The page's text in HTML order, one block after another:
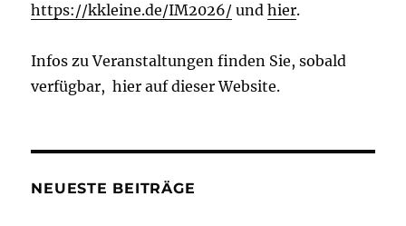
https://kkleine.de/IM2026/ undhier.
Infos zu Veranstaltungen finden Sie, sobald
verfügbar, hier auf dieser Website.
NEUESTE BEITRÄGE